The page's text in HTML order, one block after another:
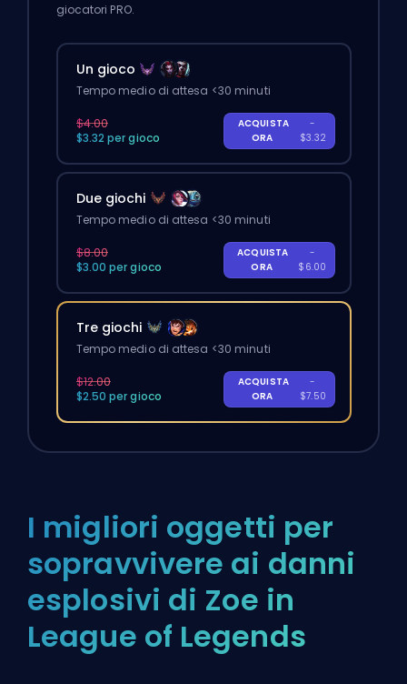
giocatori PRO.
Un gioco
Tempo medio di attesa <30 minuti
$4.00
$3.32 per gioco
ACQUISTA
ORA
-
$3.32
Due giochi
Tempo medio di attesa <30 minuti
$8.00
$3.00 per gioco
ACQUISTA
ORA
-
$6.00
Tre giochi
Tempo medio di attesa <30 minuti
$12.00
$2.50 per gioco
ACQUISTA
ORA
-
$7.50
I migliori oggetti per
sopravvivere ai danni
esplosivi di Zoe in
League of Legends